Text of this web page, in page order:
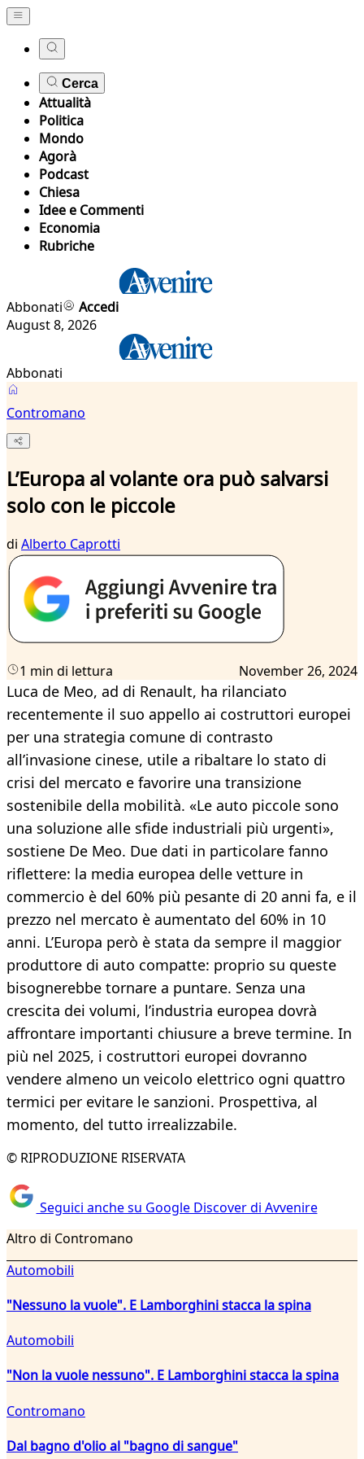
Cerca
Attualità
Politica
Mondo
Agorà
Podcast
Chiesa
Idee e Commenti
Economia
Rubriche
Abbonati
Accedi
August 8, 2026
Abbonati
Contromano
L’Europa al volante ora può salvarsi
solo con le piccole
di Alberto Caprotti
1 min di lettura November 26, 2024
Luca de Meo, ad di Renault, ha rilanciato
recentemente il suo appello ai costruttori europei
per una strategia comune di contrasto
all’invasione cinese, utile a ribaltare lo stato di
crisi del mercato e favorire una transizione
sostenibile della mobilità. «Le auto piccole sono
una soluzione alle sfide industriali più urgenti»,
sostiene De Meo. Due dati in particolare fanno
riflettere: la media europea delle vetture in
commercio è del 60% più pesante di 20 anni fa, e il
prezzo nel mercato è aumentato del 60% in 10
anni. L’Europa però è stata da sempre il maggior
produttore di auto compatte: proprio su queste
bisognerebbe tornare a puntare. Senza una
crescita dei volumi, l’industria europea dovrà
affrontare importanti chiusure a breve termine. In
più nel 2025, i costruttori europei dovranno
vendere almeno un veicolo elettrico ogni quattro
termici per evitare le sanzioni. Prospettiva, al
momento, del tutto irrealizzabile.
© RIPRODUZIONE RISERVATA
Seguici anche su Google Discover di Avvenire
Altro di Contromano
Automobili
"Nessuno la vuole". E Lamborghini stacca la spina
Automobili
"Non la vuole nessuno". E Lamborghini stacca la spina
Contromano
Dal bagno d'olio al "bagno di sangue"